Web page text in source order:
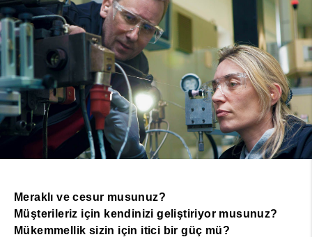
Meraklı ve cesur musunuz?
Müşterileriz için kendinizi geliştiriyor musunuz?
Mükemmellik sizin için itici bir güç mü?